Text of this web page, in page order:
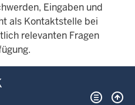
Eingaben und
als Kontaktstelle bei
relevanten Fragen